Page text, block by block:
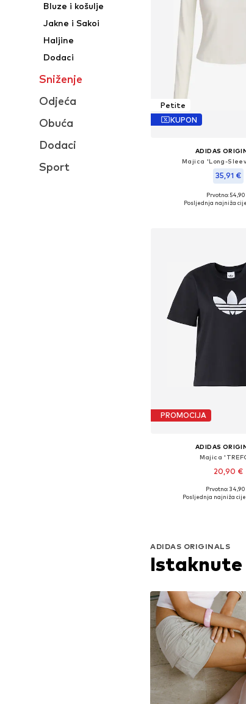
Bluze i košulje
Jakne i Sakoi
Haljine
Dodaci
Sniženje
Odjeća
Obuća
Dodaci
Sport
Petite
KUPON
ADIDAS
Majica 'Long-
35,91 €
Dostupno u više
Prvotno:
Posljednja najniža
PROMOCIJA
ADIDAS
Majica
20,90 €
Dostupne veličine:
Prvotno:
Posljednja najniža
ADIDAS ORIGINALS